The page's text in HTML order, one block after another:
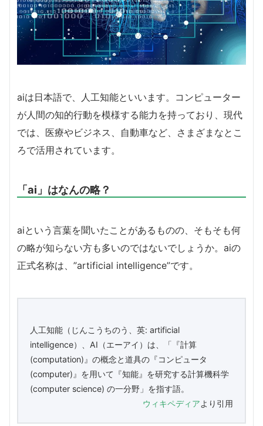
aiは日本語で、人工知能といいます。コンピューター
が人間の知的行動を模様する能力を持っており、現代
では、医療やビジネス、自動車など、さまざまなとこ
ろで活用されています。
「ai」はなんの略？
aiという言葉を聞いたことがあるものの、そもそも何
の略が知らない方も多いのではないでしょうか。aiの
正式名称は、”artificial intelligence”です。
人工知能（じんこうちのう、英: artificial
intelligence）、AI（エーアイ）は、「『計算
(computation)』の概念と道具の『コンピュータ
(computer)』を用いて『知能』を研究する計算機科学
(computer science) の一分野」を指す語。
ウィキペディアより引用